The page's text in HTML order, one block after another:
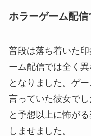
ホラーゲーム配
普段は落ち着いた
ーム配信では全く
となりました。ゲ
言っていた彼女で
と予想以上に怖が
しませました。